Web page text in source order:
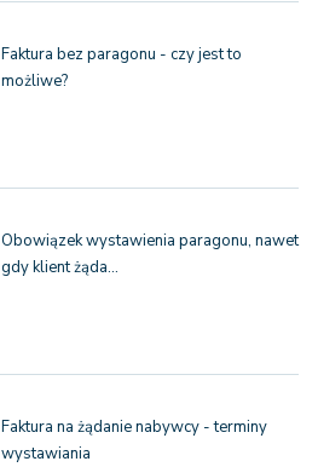
Faktura bez paragonu - czy jest to
możliwe?
Obowiązek wystawienia paragonu, nawet
gdy klient żąda…
Faktura na żądanie nabywcy - terminy
wystawiania